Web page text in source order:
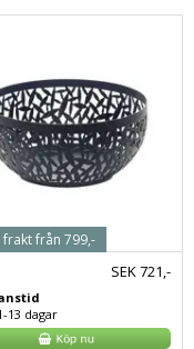
SEK721,-
13 dagar
frakt från 799,-